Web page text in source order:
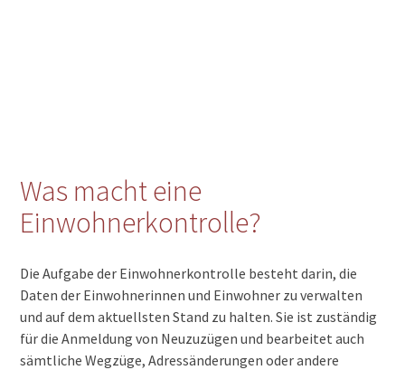
Was macht eine
Einwohnerkontrolle?
Die Aufgabe der Einwohnerkontrolle besteht darin, die
Daten der Einwohnerinnen und Einwohner zu verwalten
und auf dem aktuellsten Stand zu halten. Sie ist zuständig
für die Anmeldung von Neuzuzügen und bearbeitet auch
sämtliche Wegzüge, Adressänderungen oder andere